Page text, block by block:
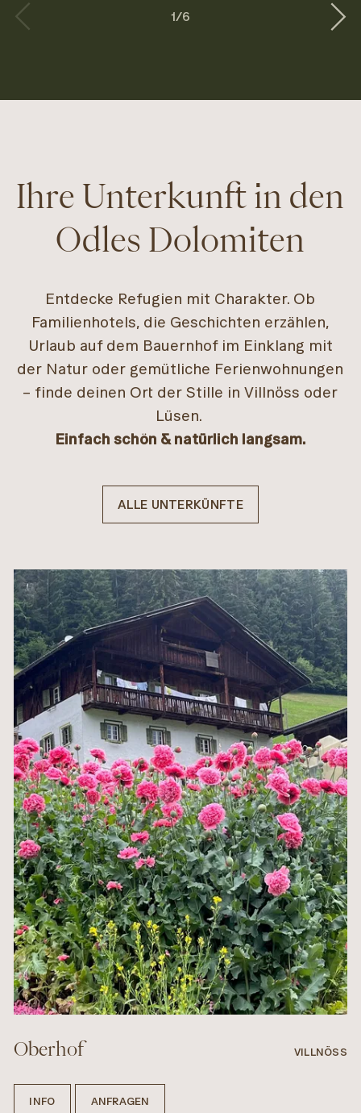
1/6
Ihre Unterkunft in den
Odles Dolomiten
Entdecke Refugien mit Charakter. Ob
Familienhotels, die Geschichten erzählen,
Urlaub auf dem Bauernhof im Einklang mit
der Natur oder gemütliche Ferienwohnungen
– finde deinen Ort der Stille in Villnöss oder
Lüsen.
Einfach schön & natürlich langsam.
ALLE UNTERKÜNFTE
Oberhof VILLNÖSS
INFO ANFRAGEN